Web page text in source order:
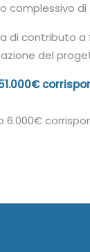
di
di contributo
del
6.000€